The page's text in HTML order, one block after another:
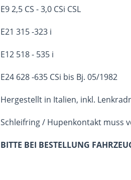
E9 2,5 CS - 3,0 CSi CSL
E21 315 -323 i
E12 518 - 535 i
E24 628 -635 CSi bis Bj. 05/1982
Hergestellt in Italien, inkl.
Schleifring / Hupenkontakt muss
BITTE BEI BESTELLUNG